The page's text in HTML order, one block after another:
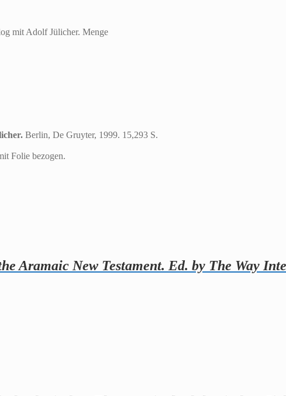
mit Adolf Jülicher. Menge
Berlin, De Gruyter, 1999. 15,293 S.
Folie bezogen.
Aramaic New Testament. Ed. by The Way